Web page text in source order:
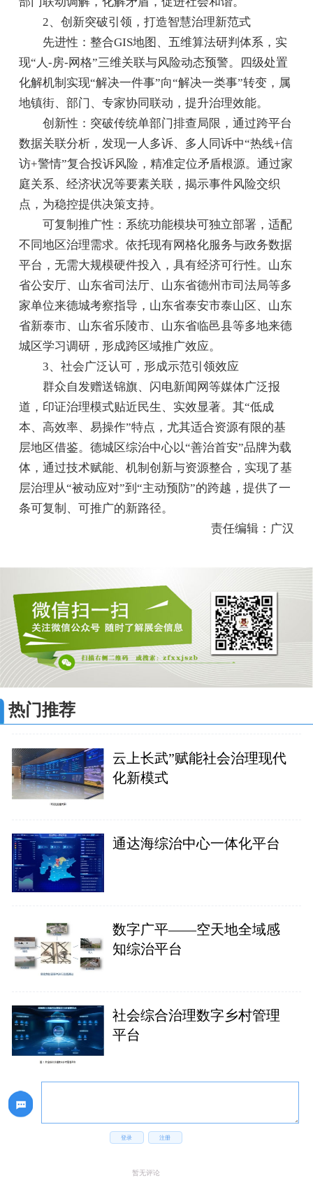
2、创新突破引领，打造智慧治理新范式
先进性：整合GIS地图、五维算法研判体系，实
现“人-房-网格”三维关联与风险动态预警。四级处置
化解机制实现“解决一件事”向“解决一类事”转变，属
地镇街、部门、专家协同联动，提升治理效能。
创新性：突破传统单部门排查局限，通过跨平台
数据关联分析，发现一人多诉、多人同诉中“热线+信
访+警情”复合投诉风险，精准定位矛盾根源。通过家
庭关系、经济状况等要素关联，揭示事件风险交织
点，为稳控提供决策支持。
可复制推广性：系统功能模块可独立部署，适配
不同地区治理需求。依托现有网格化服务与政务数据
平台，无需大规模硬件投入，具有经济可行性。山东
省公安厅、山东省司法厅、山东省德州市司法局等多
家单位来德城考察指导，山东省泰安市泰山区、山东
省新泰市、山东省乐陵市、山东省临邑县等多地来德
城区学习调研，形成跨区域推广效应。
3、社会广泛认可，形成示范引领效应
群众自发赠送锦旗、闪电新闻网等媒体广泛报
道，印证治理模式贴近民生、实效显著。其“低成
本、高效率、易操作”特点，尤其适合资源有限的基
层地区借鉴。德城区综治中心以“善治首安”品牌为载
体，通过技术赋能、机制创新与资源整合，实现了基
层治理从“被动应对”到“主动预防”的跨越，提供了一
条可复制、可推广的新路径。
责任编辑：广汉
热门推荐
云上长武”赋能社会治理现代
化新模式
通达海综治中心一体化平台
数字广平——空天地全域感
知综治平台
社会综合治理数字乡村管理
平台
登录 注册
暂无评论